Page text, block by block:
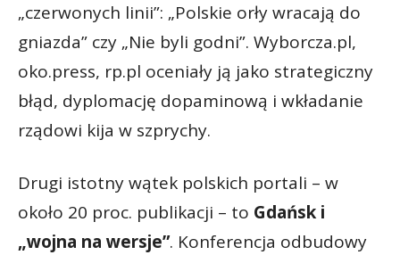
„czerwonych linii”: „Polskie orły wracają do
gniazda” czy „Nie byli godni”. Wyborcza.pl,
oko.press, rp.pl oceniały ją jako strategiczny
błąd, dyplomację dopaminową i wkładanie
rządowi kija w szprychy.
Drugi istotny wątek polskich portali – w
około 20 proc. publikacji – to Gdańsk i
„wojna na wersje”. Konferencja odbudowy